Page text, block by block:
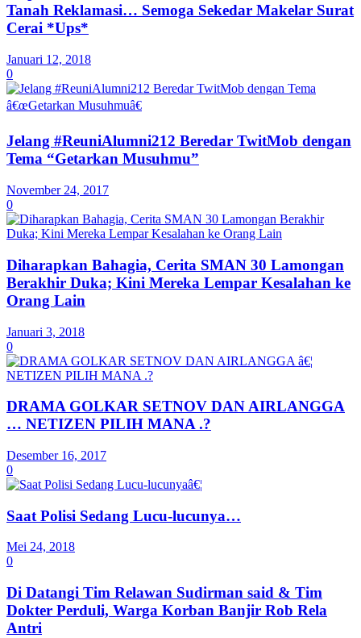
Tanah Reklamasi… Semoga Sekedar Makelar Surat
Cerai *Ups*
Januari 12, 2018
0
Jelang #ReuniAlumni212 Beredar TwitMob dengan
Tema “Getarkan Musuhmu”
November 24, 2017
0
Diharapkan Bahagia, Cerita SMAN 30 Lamongan
Berakhir Duka; Kini Mereka Lempar Kesalahan ke
Orang Lain
Januari 3, 2018
0
DRAMA GOLKAR SETNOV DAN AIRLANGGA
… NETIZEN PILIH MANA .?
Desember 16, 2017
0
Saat Polisi Sedang Lucu-lucunya…
Mei 24, 2018
0
Di Datangi Tim Relawan Sudirman said & Tim
Dokter Perduli, Warga Korban Banjir Rob Rela
Antri